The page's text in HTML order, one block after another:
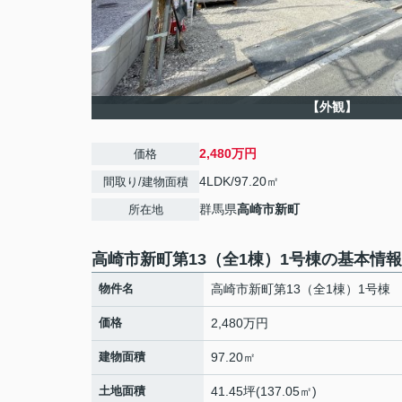
【外観】
価格 2,480万円
間取り/建物面積 4LDK/97.20㎡
所在地 群馬県高崎市新町
高崎市新町第13（全1棟）1号棟の基本情報
物件名 高崎市新町第13（全1棟）1号棟
価格 2,480万円
建物面積 97.20㎡
土地面積 41.45坪(137.05㎡)